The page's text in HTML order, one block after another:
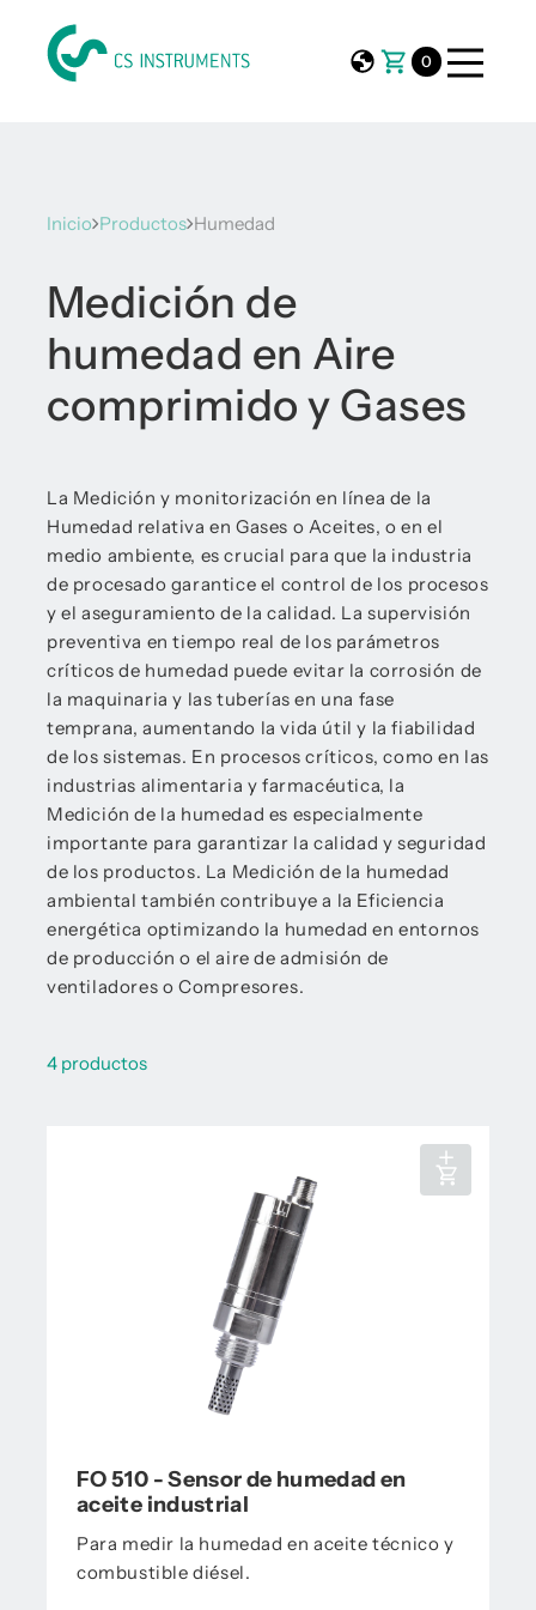
0
Inicio Productos Humedad
Medición de
humedad en Aire
comprimido y Gases
La Medición y monitorización en línea de la
Humedad relativa en Gases o Aceites, o en el
medio ambiente, es crucial para que la industria
de procesado garantice el control de los procesos
y el aseguramiento de la calidad. La supervisión
preventiva en tiempo real de los parámetros
críticos de humedad puede evitar la corrosión de
la maquinaria y las tuberías en una fase
temprana, aumentando la vida útil y la fiabilidad
de los sistemas. En procesos críticos, como en las
industrias alimentaria y farmacéutica, la
Medición de la humedad es especialmente
importante para garantizar la calidad y seguridad
de los productos. La Medición de la humedad
ambiental también contribuye a la Eficiencia
energética optimizando la humedad en entornos
de producción o el aire de admisión de
ventiladores o Compresores.
4 productos
FO 510 - Sensor de humedad en
aceite industrial
Para medir la humedad en aceite técnico y
combustible diésel.